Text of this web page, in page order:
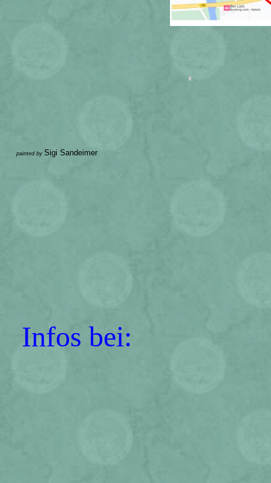
painted by Sigi Sandeimer
Infos bei: